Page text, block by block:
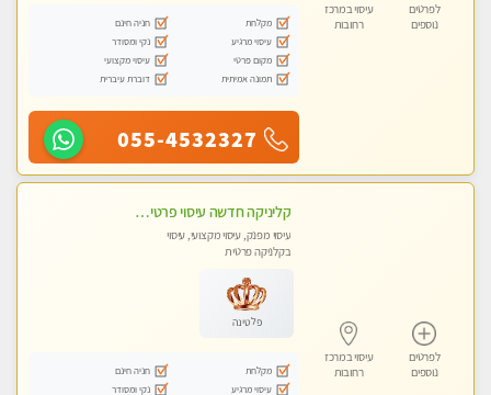
לפרטים
נוספים
עיסוי במרכז
רחובות
מקלחת
חניה חינם
עיסוי מרגיע
נקי ומסודר
מקום פרטי
עיסוי מקצועי
תמונה אמיתית
דוברת עיברית
055-4532327
לפרטים
נוספים
עיסוי במרכז
רחובות
קליניקה חדשה עיסוי פרטי ומיוחד על ידי מגע קסם איכותי
עיסוי מפנק, עיסוי מקצועי, עיסוי
בקלניקה פרטית
פלטינה
מקלחת
חניה חינם
עיסוי מרגיע
נקי ומסודר